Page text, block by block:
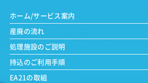
ホーム/サービス案内
産廃の流れ
処理施設のご説明
持込のご利用手順
EA21の取組